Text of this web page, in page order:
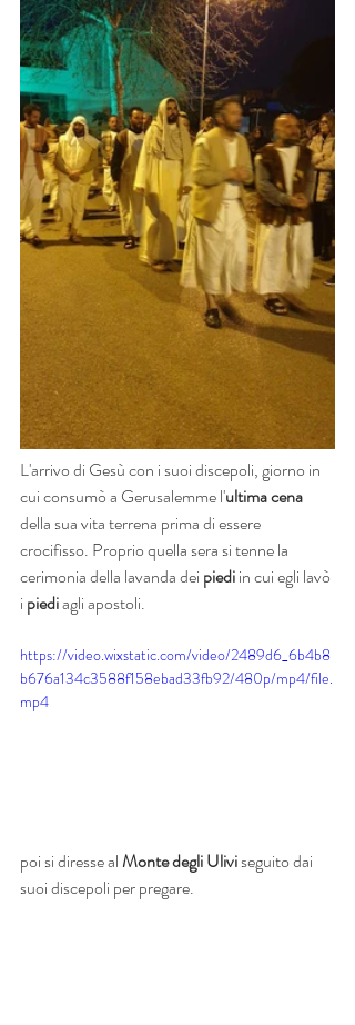
L'arrivo di Gesù con i suoi discepoli, giorno in
cui consumò a Gerusalemme l'ultima cena
della sua vita terrena prima di essere
crocifisso. Proprio quella sera si tenne la
cerimonia della lavanda dei piedi in cui egli lavò
i piedi agli apostoli.
https://video.wixstatic.com/video/2489d6_6b4b8
b676a134c3588f158ebad33fb92/480p/mp4/file.
mp4
poi si diresse al Monte degli Ulivi seguito dai
suoi discepoli per pregare.